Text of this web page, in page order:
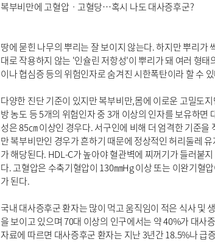
복부비만에 고혈압ㆍ고혈당…혹시 나도 대사증후군?
땅에 묻힌 나무의 뿌리는 잘 보이지 않는다. 하지만 뿌리
대로 작용하지 않는 '인슐린 저항성'이 뿌리가 돼 여러 형
이나 협심증 등의 위험인자로 숨겨진 시한폭탄이라 할 수
다양한 진단 기준이 있지만 복부비만,몸에 이로운 고밀도
방 농도 등 5개의 위험인자 중 3개 이상의 인자를 보유하
성은 85㎝ 이상인 경우다. 서구인에 비해 더 엄격한 기준
만 복부비만인 경우가 흔하기 때문에 정상적인 허리둘레
가 해당된다. HDL-C가 높아야 혈관벽에 찌꺼기가 들러붙
다. 고혈압은 수축기혈압이 130㎜Hg 이상 또는 이완기혈
가 된다.
국내 대사증후군 환자는 많이 먹고 움직임이 적은 식사 및
을 보이고 있으며 70대 이상의 인구에서는 약 40%가 대사
자료에 따르면 대사증후군 환자는 지난 3년간 18.5%나 급